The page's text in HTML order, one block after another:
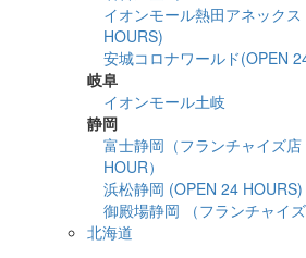
イオンモール熱田アネック
HOURS)
安城コロナワールド(OPEN
岐阜
イオンモール土岐
静岡
富士静岡（フランチャイズ
HOUR）
浜松静岡 (OPEN 24 HOURS)
御殿場静岡 （フランチャイズ
北海道